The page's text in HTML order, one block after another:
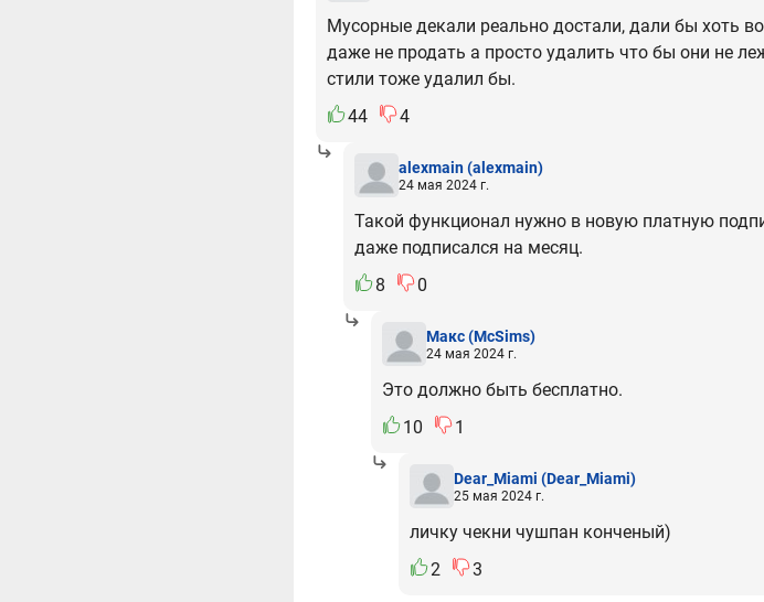
Мусорные декали реально достали, дали бы хоть
даже не продать а просто удалить что бы они не
стили тоже удалил бы.
44
4
alexmain(alexmain)
24 мая 2024 г.
Такой функционал нужно в новую платную
даже подписался на месяц.
8
0
Макс(McSims)
24 мая 2024 г.
Это должно быть бесплатно.
10
1
Dear_Miami (Dear_Miami)
25 мая 2024 г.
личку чекни чушпан конченый)
2
3